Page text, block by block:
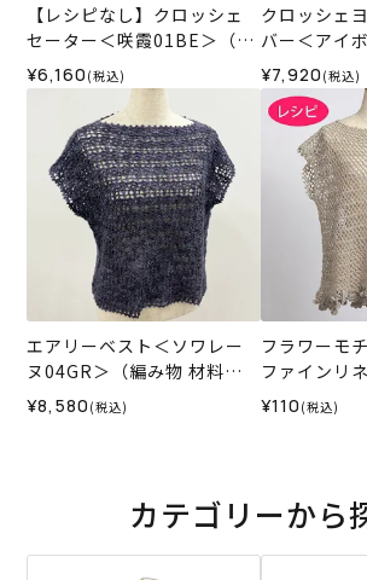
【レシピなし】クロッシェ
セーター＜咲霞01BE＞（編
み物 材料セット）
¥6,160 (税込)
クロッシェ
バー＜アイ
物 材料セッ
¥7,920 (税込)
エアリーベスト＜ソワレー
ヌ04GR＞（編み物 材料セ
ット）
¥8,580 (税込)
フラワーモ
ファインリ
ピ）
¥110 (税込)
カテゴリーから